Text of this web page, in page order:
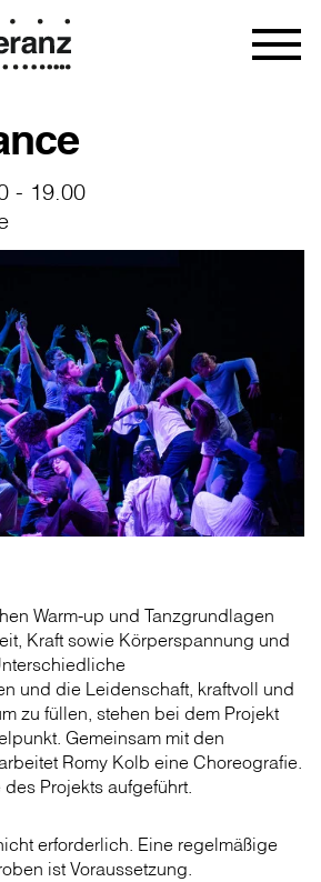
- 19.00
Warm-up und Tanzgrundlagen
Kraft sowie Körperspannung und
und die Leidenschaft, kraftvoll und
zu füllen, stehen bei dem Projekt
Gemeinsam mit den
Romy Kolb eine Choreografie.
Projekts aufgeführt.
erforderlich. Eine regelmäßige
ist Voraussetzung.